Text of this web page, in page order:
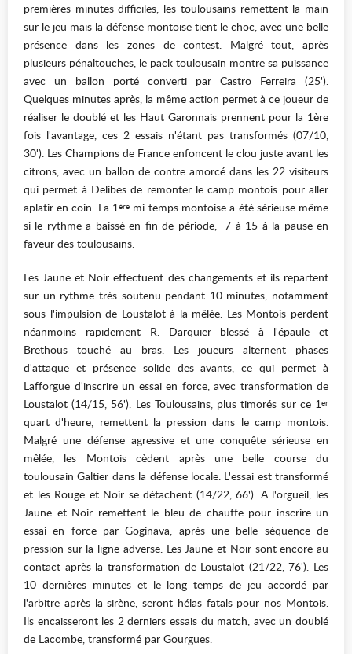
premières minutes difficiles, les toulousains remettent la main
sur le jeu mais la défense montoise tient le choc, avec une belle
présence dans les zones de contest. Malgré tout, après
plusieurs pénaltouches, le pack toulousain montre sa puissance
avec un ballon porté converti par Castro Ferreira (25').
Quelques minutes après, la même action permet à ce joueur de
réaliser le doublé et les Haut Garonnais prennent pour la 1ère
fois l'avantage, ces 2 essais n'étant pas transformés (07/10,
30'). Les Champions de France enfoncent le clou juste avant les
citrons, avec un ballon de contre amorcé dans les 22 visiteurs
qui permet à Delibes de remonter le camp montois pour aller
aplatir en coin. La 1èremi-temps montoise a été sérieuse même
si le rythme a baissé en fin de période, 7 à 15 à la pause en
faveur des toulousains.
Les Jaune et Noir effectuent des changements et ils repartent
sur un rythme très soutenu pendant 10 minutes, notamment
sous l'impulsion de Loustalot à la mêlée. Les Montois perdent
néanmoins rapidement R. Darquier blessé à l'épaule et
Brethous touché au bras. Les joueurs alternent phases
d'attaque et présence solide des avants, ce qui permet à
Lafforgue d'inscrire un essai en force, avec transformation de
Loustalot (14/15, 56'). Les Toulousains, plus timorés sur ce 1er
quart d'heure, remettent la pression dans le camp montois.
Malgré une défense agressive et une conquête sérieuse en
mêlée, les Montois cèdent après une belle course du
toulousain Galtier dans la défense locale. L'essai est transformé
et les Rouge et Noir se détachent (14/22, 66'). A l'orgueil, les
Jaune et Noir remettent le bleu de chauffe pour inscrire un
essai en force par Goginava, après une belle séquence de
pression sur la ligne adverse. Les Jaune et Noir sont encore au
contact après la transformation de Loustalot (21/22, 76'). Les
10 dernières minutes et le long temps de jeu accordé par
l'arbitre après la sirène, seront hélas fatals pour nos Montois.
Ils encaisseront les 2 derniers essais du match, avec un doublé
de Lacombe, transformé par Gourgues.